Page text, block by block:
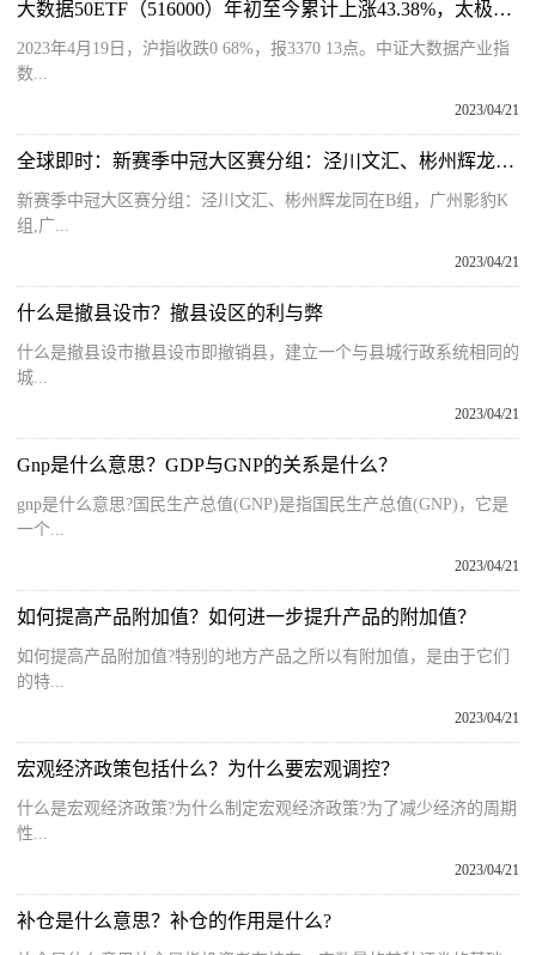
大数据50ETF（516000）年初至今累计上涨43.38%，太极股份今日领涨8.91% 焦点
2023年4月19日，沪指收跌0 68%，报3370 13点。中证大数据产业指
数...
2023/04/21
全球即时：新赛季中冠大区赛分组：泾川文汇、彬州辉龙同在B组，广州影豹K组
新赛季中冠大区赛分组：泾川文汇、彬州辉龙同在B组，广州影豹K
组,广...
2023/04/21
什么是撤县设市？撤县设区的利与弊
什么是撤县设市撤县设市即撤销县，建立一个与县城行政系统相同的
城...
2023/04/21
Gnp是什么意思？GDP与GNP的关系是什么？
gnp是什么意思?国民生产总值(GNP)是指国民生产总值(GNP)，它是
一个...
2023/04/21
如何提高产品附加值？如何进一步提升产品的附加值？
如何提高产品附加值?特别的地方产品之所以有附加值，是由于它们
的特...
2023/04/21
宏观经济政策包括什么？为什么要宏观调控？
什么是宏观经济政策?为什么制定宏观经济政策?为了减少经济的周期
性...
2023/04/21
补仓是什么意思？补仓的作用是什么?